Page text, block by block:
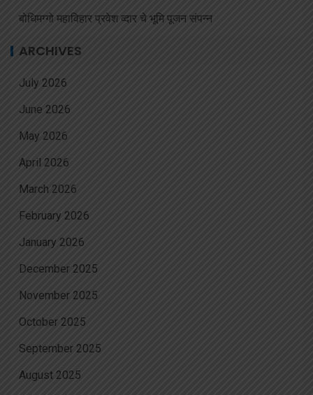
बोधिमग्गो महाविहार प्रवेश व्दार चे भूमि पूजन संपन्न
ARCHIVES
July 2026
June 2026
May 2026
April 2026
March 2026
February 2026
January 2026
December 2025
November 2025
October 2025
September 2025
August 2025